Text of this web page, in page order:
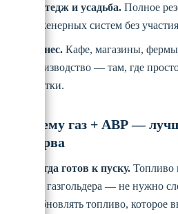
Коттедж и усадьба. Полное
инженерных систем без
Бизнес. Кафе, магазины,
производство — там, где
убытки.
Почему газ + АВР —
резерва
Всегда готов к пуску. Топливо
или газгольдера — не нужно
и обновлять топливо, которое